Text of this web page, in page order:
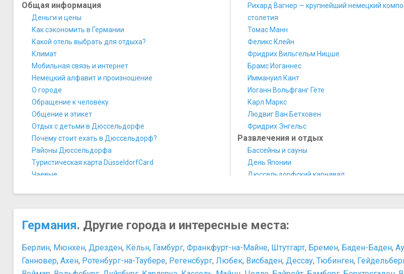
Общая информация
Деньги и цены
Как сэкономить в Германии
Какой отель выбрать для отдыха?
Климат
Мобильная связь и интернет
Немецкий алфавит и произношение
О городе
Обращение к человеку
Общение и этикет
Отдых с детьми в Дюссельдорфе
Почему стоит ехать в Дюссельдорф?
Районы Дюссельдорфа
Туристическая карта DüsseldorfCard
Чаевые
Германский винный путь
Живое колесо
Самая длинная барная стойка в мире
Персоны
Альберт Эйнштейн
Рихард Вагнер — крупнейший немецкий
столетия
Томас Манн
Феликс Клейн
Фридрих Вильгельм Ницше
​Брамс Иоганнес
​Иммануил Кант
​Иоганн Вольфганг Гёте
​Карл Маркс
​Людвиг Ван Бетховен
​Фридрих Энгельс
Развлечения и отдых
Бассейны и сауны
День Японии
Дюссельдорфский карнавал
Нестандартные способы провести время
Праздники и карнавалы
Покупки
Tax Free в Германии
Когда распродажи в Германии
Германия. Другие города и интересные места:
Берлин, Мюнхен, Дрезден, Кёльн, Гамбург, Франкфурт-на-Майне, Штутгарт, Бремен, Баден-Баден,
Ганновер, Ахен, Ротенбург-на-Таубере, Регенсбург, Любек, Висбаден, Дессау, Тюбинген,